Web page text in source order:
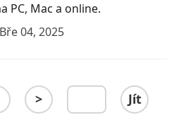
PC, Mac a online.
Bře 04, 2025
> Jít